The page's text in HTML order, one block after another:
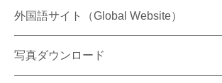
外国語サイト（Global Website）
写真ダウンロード